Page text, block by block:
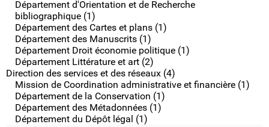
Département d'Orientation et de Recherche
bibliographique (1)
Département des Cartes et plans (1)
Département des Manuscrits (1)
Département Droit économie politique (1)
Département Littérature et art (2)
Direction des services et des réseaux (4)
Mission de Coordination administrative et financière (1)
Département de la Conservation (1)
Département des Métadonnées (1)
Département du Dépôt légal (1)